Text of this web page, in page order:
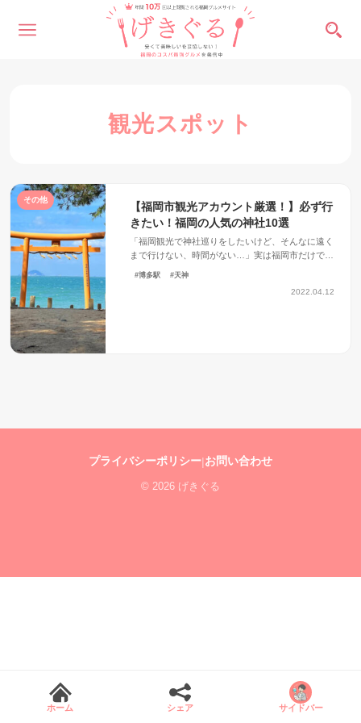
観光スポット
その他
【福岡市観光アカウント厳選！】必ず行
きたい！福岡の人気の神社10選
「福岡観光で神社巡りをしたいけど、そんなに遠く
まで行けない、時間がない…」実は福岡市だけでも
#博多駅 #天神
2022.04.12
プライバシーポリシー|お問い合わせ
© 2026 げきぐる
ホーム シェア サイドバー